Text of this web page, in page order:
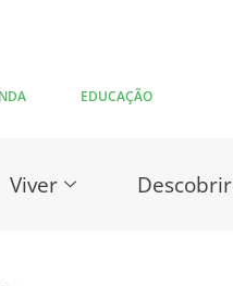
EDUCAÇÃO
Viver Descobrir